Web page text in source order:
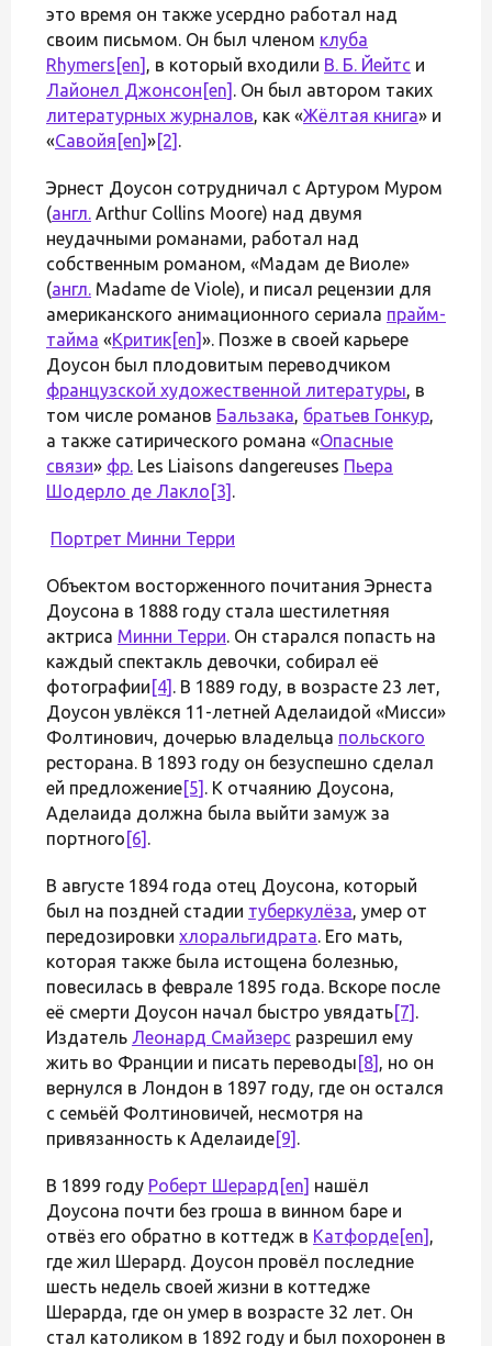
это время он также усердно работал над
своим письмом. Он был членом клуба
Rhymers [en] , в который входили В. Б. Йейтс и
Лайонел Джонсон [en] . Он был автором таких
литературных журналов, как «Жёлтая книга» и
«Савойя [en]»[2] .
Эрнест Доусон сотрудничал с Артуром Муром
(англ. Arthur Collins Moore) над двумя
неудачными романами, работал над
собственным романом, «Мадам де Виоле»
(англ. Madame de Viole), и писал рецензии для
американского анимационного сериала прайм-
тайма «Критик[en]». Позже в своей карьере
Доусон был плодовитым переводчиком
французской художественной литературы, в
том числе романов Бальзака, братьев Гонкур,
а также сатирического романа «Опасные
связи» фр. Les Liaisons dangereuses Пьера
Шодерло де Лакло [3] .
Портрет Минни Терри
Объектом восторженного почитания Эрнеста
Доусона в 1888 году стала шестилетняя
актриса Минни Терри. Он старался попасть на
каждый спектакль девочки, собирал её
фотографии [4] . В 1889 году, в возрасте 23 лет,
Доусон увлёкся 11-летней Аделаидой «Мисси»
Фолтинович, дочерью владельца польского
ресторана. В 1893 году он безуспешно сделал
ей предложение[5] . К отчаянию Доусона,
Аделаида должна была выйти замуж за
портного [6] .
В августе 1894 года отец Доусона, который
был на поздней стадии туберкулёза, умер от
передозировки хлоральгидрата. Его мать,
которая также была истощена болезнью,
повесилась в феврале 1895 года. Вскоре после
её смерти Доусон начал быстро увядать[7] .
Издатель Леонард Смайзерс разрешил ему
жить во Франции и писать переводы [8] , но он
вернулся в Лондон в 1897 году, где он остался
с семьёй Фолтиновичей, несмотря на
привязанность к Аделаиде[9] .
В 1899 году Роберт Шерард [en] нашёл
Доусона почти без гроша в винном баре и
отвёз его обратно в коттедж в Катфорде[en] ,
где жил Шерард. Доусон провёл последние
шесть недель своей жизни в коттедже
Шерарда, где он умер в возрасте 32 лет. Он
стал католиком в 1892 году и был похоронен в